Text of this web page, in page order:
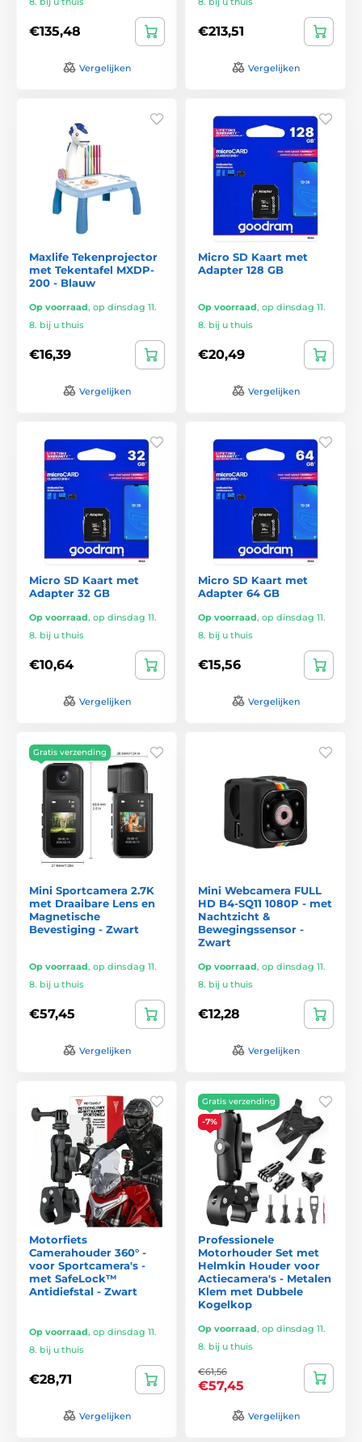
€135,48
Vergelijken
€213,51
Vergelijken
Maxlife Tekenprojector
met Tekentafel MXDP-
200 - Blauw
Op voorraad, op dinsdag 11.
8. bij u thuis
€16,39
Vergelijken
Micro SD Kaart met
Adapter 128 GB
Op voorraad, op dinsdag 11.
8. bij u thuis
€20,49
Vergelijken
Micro SD Kaart met
Adapter 32 GB
Op voorraad, op dinsdag 11.
8. bij u thuis
€10,64
Vergelijken
Micro SD Kaart met
Adapter 64 GB
Op voorraad, op dinsdag 11.
8. bij u thuis
€15,56
Vergelijken
Gratis verzending
Mini Sportcamera 2.7K
met Draaibare Lens en
Magnetische
Bevestiging - Zwart
Op voorraad, op dinsdag 11.
8. bij u thuis
€57,45
Vergelijken
Mini Webcamera FULL
HD B4-SQ11 1080P - met
Nachtzicht &
Bewegingssensor -
Zwart
Op voorraad, op dinsdag 11.
8. bij u thuis
€12,28
Vergelijken
Motorfiets
Camerahouder 360° -
voor Sportcamera's -
met SafeLock™
Antidiefstal - Zwart
Op voorraad, op dinsdag 11.
8. bij u thuis
€28,71
Vergelijken
Gratis verzending
-7%
Professionele
Motorhouder Set met
Helmkin Houder voor
Actiecamera's - Metalen
Klem met Dubbele
Kogelkop
Op voorraad, op dinsdag 11.
8. bij u thuis
€61,56
€57,45
Vergelijken